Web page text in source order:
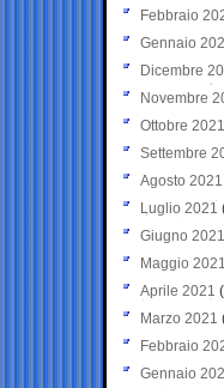
Febbraio
Gennaio
Dicembre
Novembre
Ottobre 2021
Settembre
Agosto 2021
Luglio 2021
Giugno 2021
Maggio 2021
Aprile 2021
Marzo 2021
Febbraio
Gennaio